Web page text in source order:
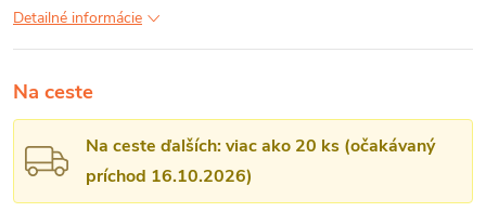
Detailné informácie
Na ceste
Na ceste ďalších: viac ako 20 ks (očakávaný
príchod 16.10.2026)